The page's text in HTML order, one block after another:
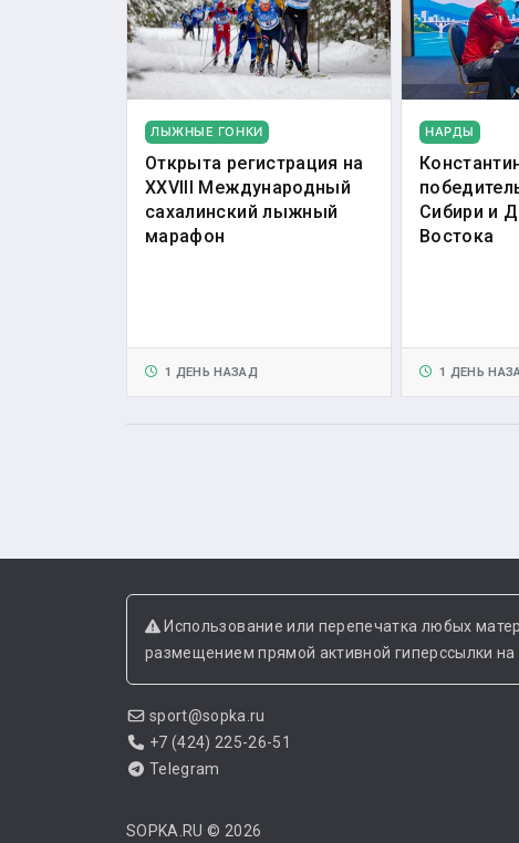
ЛЫЖНЫЕ ГОНКИ
Открыта регистрация на
XXVIII Международный
сахалинский лыжный
марафон
1 ДЕНЬ НАЗАД
НАРДЫ
Сибири и
Востока
1 ДЕНЬ
Использование или перепечатка любых
размещением прямой активной гиперссылки на
sport@sopka.ru
+7 (424) 225-26-51
Telegram
SOPKA.RU © 2026